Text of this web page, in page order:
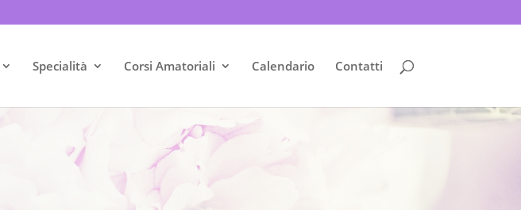
Specialità Corsi Amatoriali Calendario Contatti